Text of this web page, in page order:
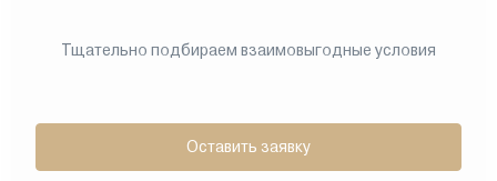
Тщательно подбираем взаимовыгодные условия
Оставить заявку